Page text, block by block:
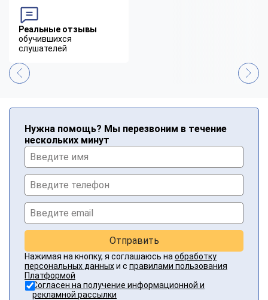
Реальные отзывы
обучившихся
слушателей
Нужна помощь? Мы перезвоним в течение
нескольких минут
Отправить
Нажимая на кнопку, я соглашаюсь на обработку
персональных данныхи с правилами пользования
Платформой
Согласен на получение информационной и
рекламной рассылки